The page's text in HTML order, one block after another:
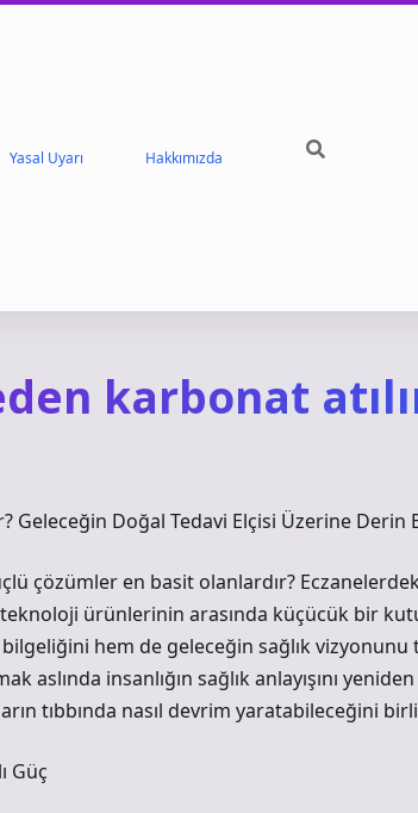
Yasal Uyarı Hakkımızda
karbonat
Geleceğin Doğal Tedavi Elçisi Üzerine Derin
çözümler en basit olanlardır?
ürünlerinin arasında küçücük bir
hem de geleceğin sağlık vizyonunu
aslında insanlığın sağlık anlayışını
tıbbında nasıl devrim yaratabileceğini
Güç